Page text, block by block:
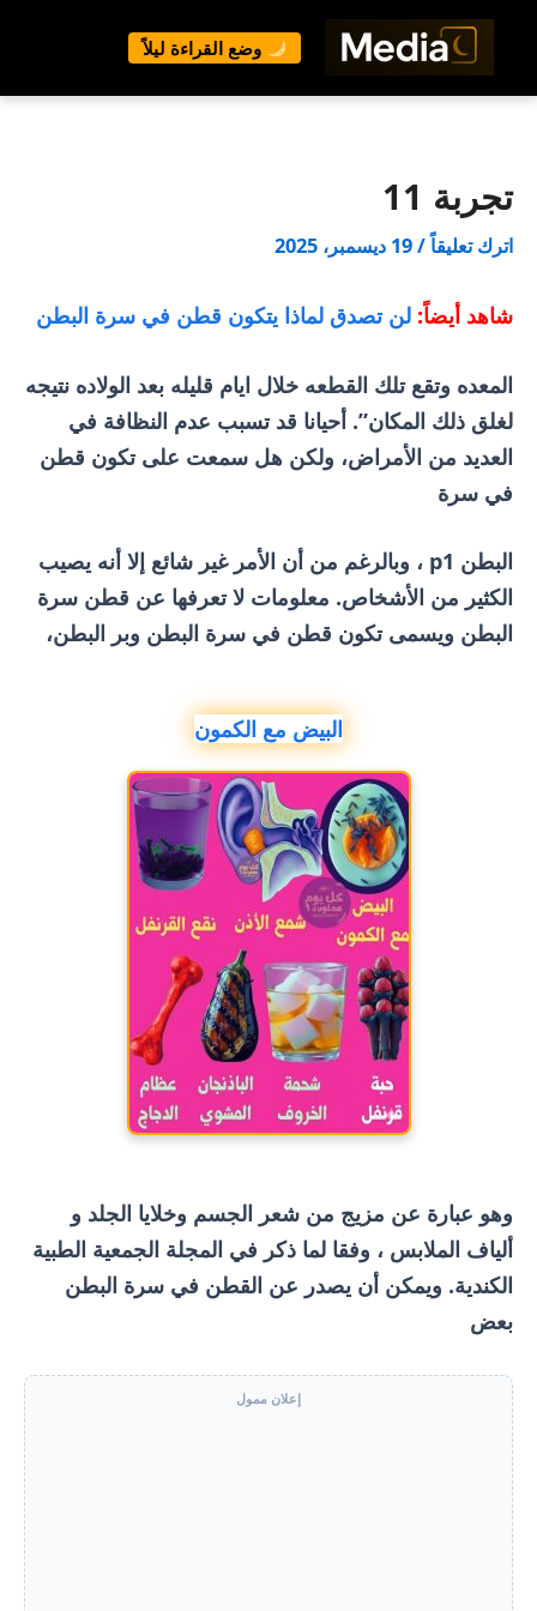
وضع القراءة ليلاً
تجربة 11
اترك تعليقاً/19 ديسمبر، 2025
شاهد أيضاً: لن تصدق لماذا يتكون قطن في سرة البطن
المعده وتقع تلك القطعه خلال ايام قليله بعد الولاده نتيجه
لغلق ذلك المكان”. أحيانا قد تسبب عدم النظافة في
العديد من الأمراض، ولكن هل سمعت على تكون قطن
في سرة
البطن p1 ، وبالرغم من أن الأمر غير شائع إلا أنه يصيب
الكثير من الأشخاص. معلومات لا تعرفها عن قطن سرة
البطن ويسمى تكون قطن في سرة البطن وبر البطن،
البيض مع الكمون
وهو عبارة عن مزيج من شعر الجسم وخلايا الجلد و
ألياف الملابس ، وفقا لما ذكر في المجلة الجمعية الطبية
الكندية. ويمكن أن يصدر عن القطن في سرة البطن
بعض
إعلان ممول